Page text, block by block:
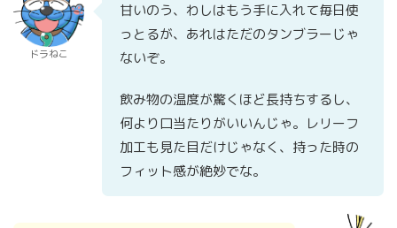
ドラねこ
甘いのう、わしはもう手に入れて毎日使
っとるが、あれはただのタンブラーじゃ
ないぞ。
飲み物の温度が驚くほど長持ちするし、
何より口当たりがいいんじゃ。レリーフ
加工も見た目だけじゃなく、持った時の
フィット感が絶妙でな。